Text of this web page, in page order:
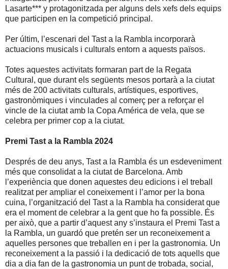
Lasarte*** y protagonitzada per alguns dels xefs dels equips
que participen en la competició principal.
Per últim, l’escenari del Tast a la Rambla incorporarà
actuacions musicals i culturals entorn a aquests països.
Totes aquestes activitats formaran part de la Regata
Cultural, que durant els següents mesos portarà a la ciutat
més de 200 activitats culturals, artístiques, esportives,
gastronòmiques i vinculades al comerç per a reforçar el
vincle de la ciutat amb la Copa América de vela, que se
celebra per primer cop a la ciutat.
Premi Tast a la Rambla 2024
Després de deu anys, Tast a la Rambla és un esdeveniment
més que consolidat a la ciutat de Barcelona. Amb
l’experiència que donen aquestes deu edicions i el treball
realitzat per ampliar el coneixement i l’amor per la bona
cuina, l’organització del Tast a la Rambla ha considerat que
era el moment de celebrar a la gent que ho fa possible. És
per això, que a partir d’aquest any s’instaura el Premi Tast a
la Rambla, un guardó que pretén ser un reconeixement a
aquelles persones que treballen en i per la gastronomia. Un
reconeixement a la passió i la dedicació de tots aquells que
dia a dia fan de la gastronomia un punt de trobada, social,